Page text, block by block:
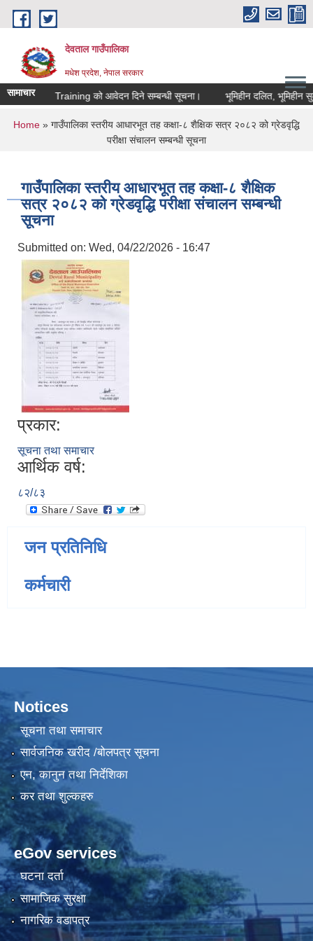
Skip to main content
देवताल गाउँपालिका
मधेश प्रदेश, नेपाल सरकार
सामाचार
Digital Skill Training को आवेदन दिने सम्बन्धी सूचना। भूमिहीन दलित, भूमिहीन
You are here
Home » गाउँपालिका स्तरीय आधारभूत तह कक्षा-८ शैक्षिक सत्र २०८२ को ग्रेडवृद्धि
परीक्षा संचालन सम्बन्धी सूचना
गाउँपालिका स्तरीय आधारभूत तह कक्षा-८ शैक्षिक
सत्र २०८२ को ग्रेडवृद्धि परीक्षा संचालन सम्बन्धी
सूचना
Submitted on: Wed, 04/22/2026 - 16:47
प्रकार:
सूचना तथा समाचार
आर्थिक वर्ष:
८२/८३
जन प्रतिनिधि
कर्मचारी
Notices
सूचना तथा समाचार
सार्वजनिक खरीद /बोलपत्र सूचना
एन, कानुन तथा निर्देशिका
कर तथा शुल्कहरु
eGov services
घटना दर्ता
सामाजिक सुरक्षा
नागरिक वडापत्र